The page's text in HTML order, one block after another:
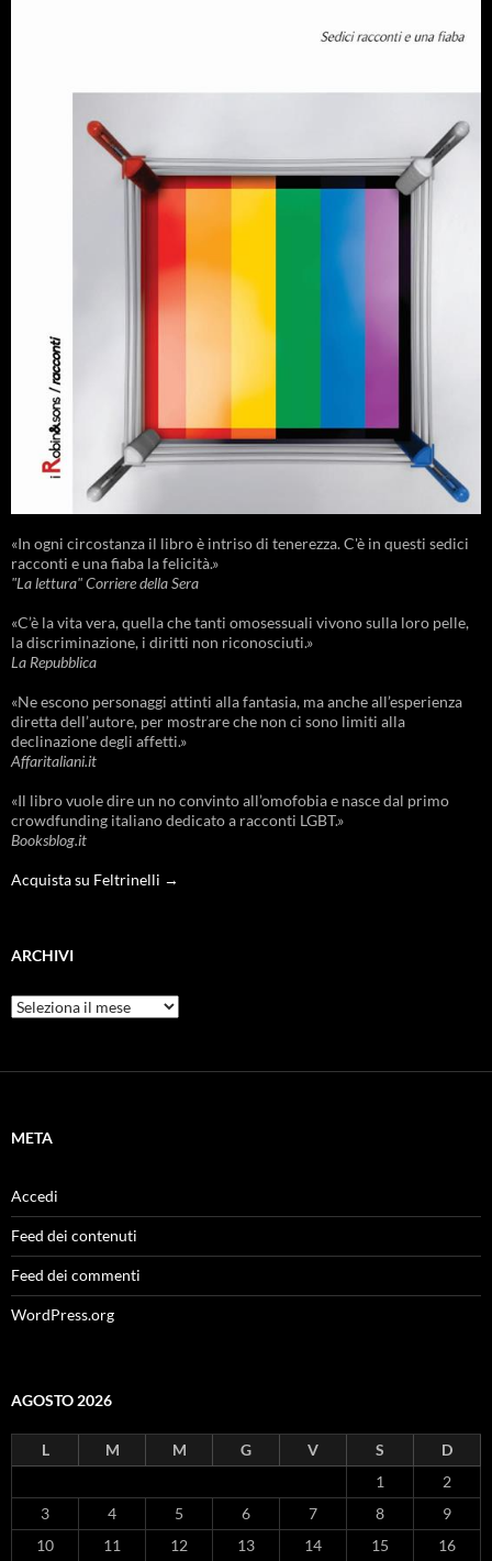
«In ogni circostanza il libro è intriso di tenerezza. C'è in questi sedici
racconti e una fiaba la felicità.»
"La lettura" Corriere della Sera
«C’è la vita vera, quella che tanti omosessuali vivono sulla loro pelle,
la discriminazione, i diritti non riconosciuti.»
La Repubblica
«Ne escono personaggi attinti alla fantasia, ma anche all’esperienza
diretta dell’autore, per mostrare che non ci sono limiti alla
declinazione degli affetti.»
Affaritaliani.it
«Il libro vuole dire un no convinto all’omofobia e nasce dal primo
crowdfunding italiano dedicato a racconti LGBT.»
Booksblog.it
Acquista su Feltrinelli →
ARCHIVI
Archivi
META
Accedi
Feed dei contenuti
Feed dei commenti
WordPress.org
AGOSTO 2026
L M M G V S
D
1
2
3
4 5 6 7 8
9
10
11 12 13 14 15 16